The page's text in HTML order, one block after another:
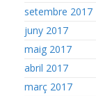
setembre 2017
juny 2017
maig 2017
abril 2017
març 2017